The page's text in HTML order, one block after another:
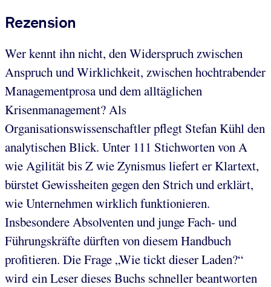
Rezension
Wer kennt ihn nicht, den Widerspruch zwischen
Anspruch und Wirklichkeit, zwischen hochtrabender
Managementprosa und dem alltäglichen
Krisenmanagement? Als
Organisationswissenschaftler pflegt Stefan Kühl den
analytischen Blick. Unter 111 Stichworten von A
wie Agilität bis Z wie Zynismus liefert er Klartext,
bürstet Gewissheiten gegen den Strich und erklärt,
wie Unternehmen wirklich funktionieren.
Insbesondere Absolventen und junge Fach- und
Führungskräfte dürften von diesem Handbuch
profitieren. Die Frage „Wie tickt dieser Laden?“
wird ein Leser dieses Buchs schneller beantworten